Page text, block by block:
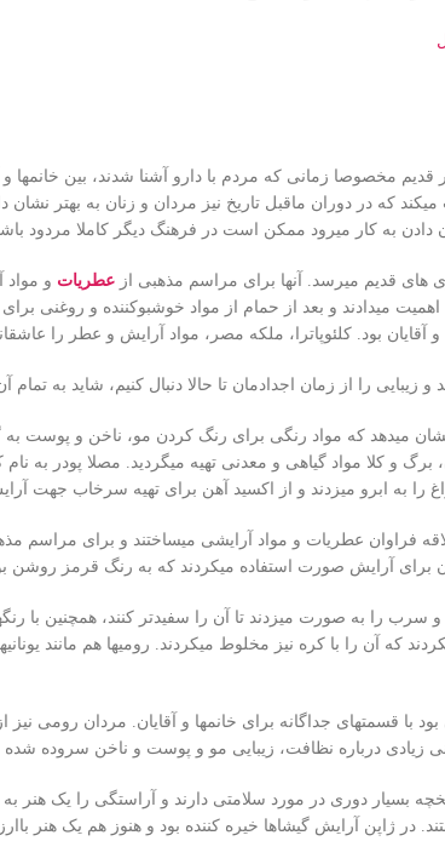
مخصوصا زمانی که مردم با دارو آشنا شدند، بین خانمها و
میکند که در دوران ماقبل تاریخ نیز مردان و زنان به بهتر
دادن به کار میرود ممکن است در فرهنگ دیگر کاملا مردود
های قدیم میرسد. آنها برای مراسم مذهبی از عطریات و
میدادند و بعد از حمام از مواد خوشبوکننده و روغنی
و آقایان بود. کلئوپاترا، ملکه مصر، مواد آرایش و عطر را
را از زمان اجدادمان تا حالا دنبال کنیم، شاید به تمام
نشان میدهد که مواد رنگی برای رنگ کردن مو، ناخن و پوست
برگ و کلا مواد گیاهی و معدنی تهیه میگردید. مصلا پودر به
به ابرو میزدند و از اکسید آهن برای تهیه سرخاب جهت
460 میلادی با علاقه فراوان عطریات و مواد آرایشی میساختند و
برای آرایش صورت استفاده میکردند که به رنگ قرمز روشن
را به صورت میزدند تا آن را سفیدتر کنند، همچنین با
که آن را با کره نیز مخلوط میکردند. رومیها هم مانند
با قسمتهای جداگانه برای خانمها و آقایان. مردان رومی
زیادی درباره نظافت، زیبایی مو و پوست و ناخن سروده
بسیار دوری در مورد سلامتی دارند و آراستگی را یک
در ژاپن آرایش گیشاها خیره کننده بود و هنوز هم یک هنر